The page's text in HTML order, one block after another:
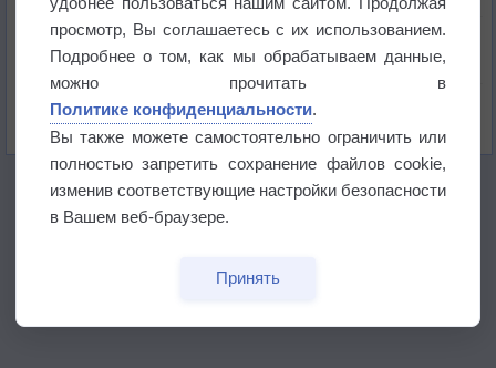
Погода в Екатеринбурге 6 августа
Погода в Краснодаре 6 августа
просмотр, Вы соглашаетесь с их использованием.
Подробнее о том, как мы обрабатываем данные,
можно прочитать в
Политике конфиденциальности.
Вы также можете самостоятельно ограничить или
полностью запретить сохранение файлов cookie,
изменив соответствующие настройки безопасности
в Вашем веб-браузере.
Принять